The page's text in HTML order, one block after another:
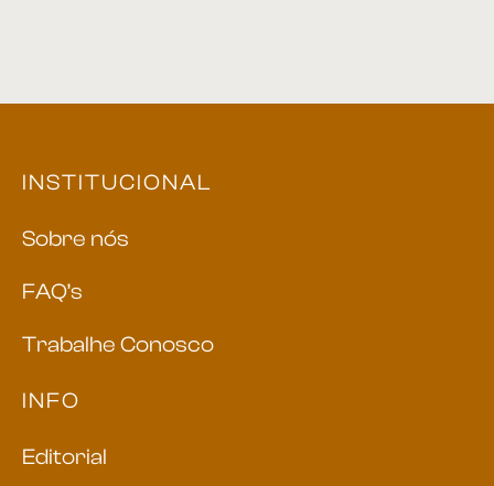
INSTITUCIONAL
Sobre nós
FAQ’s
Trabalhe Conosco
INFO
Editorial